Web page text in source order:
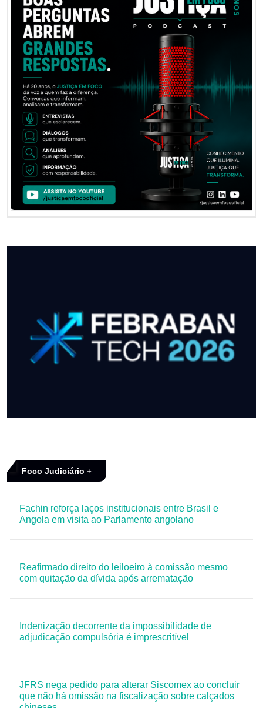
Foco Judiciário
Fachin reforça laços institucionais entre Brasil e
Angola em visita ao Parlamento angolano
Reafirmado direito do leiloeiro à comissão mesmo
com quitação da dívida após arrematação
Indenização decorrente da impossibilidade de
adjudicação compulsória é imprescritível
JFRS nega pedido para alterar Siscomex ao concluir
que não há omissão na fiscalização sobre calçados